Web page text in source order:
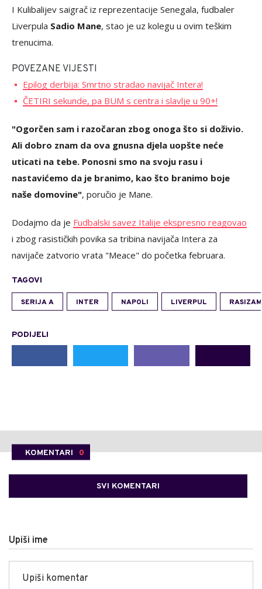
I Kulibalijev saigrač iz reprezentacije Senegala, fudbaler
Liverpula Sadio Mane, stao je uz kolegu u ovim teškim
trenucima.
POVEZANE VIJESTI
Epilog derbija: Smrtno stradao navijač Intera!
ČETIRI sekunde, pa BUM s centra i slavlje u 90+!
"Ogorčen sam i razočaran zbog onoga što si doživio.
Ali dobro znam da ova gnusna djela uopšte neće
uticati na tebe. Ponosni smo na svoju rasu i
nastavićemo da je branimo, kao što branimo boje
naše domovine", poručio je Mane.
Dodajmo da je Fudbalski savez Italije ekspresno reagovao
i zbog rasističkih povika sa tribina navijača Intera za
navijače zatvorio vrata "Meace" do početka februara.
TAGOVI
SERIJA A INTER NAPOLI LIVERPUL RASIZAM
PODIJELI
KOMENTARI 0
SVI KOMENTARI
Upiši ime